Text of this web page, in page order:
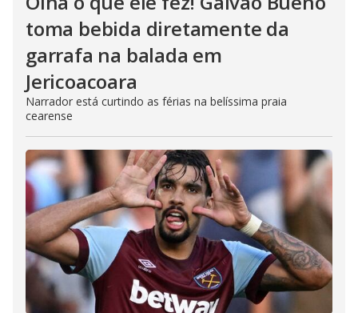
toma bebida diretamente da
garrafa na balada em
Jericoacoara
Narrador está curtindo as férias na belíssima praia
cearense